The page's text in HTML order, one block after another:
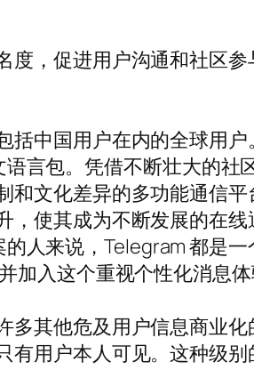
度，促进用户沟通和社区
中国用户在内的全球用户
言包。凭借不断壮大的社
文化差异的多功能通信
使其成为不断发展的在
人来说，Telegram 都是
入这个重视个性化消息体
其他危及用户信息商业化
用户本人可见。这种级